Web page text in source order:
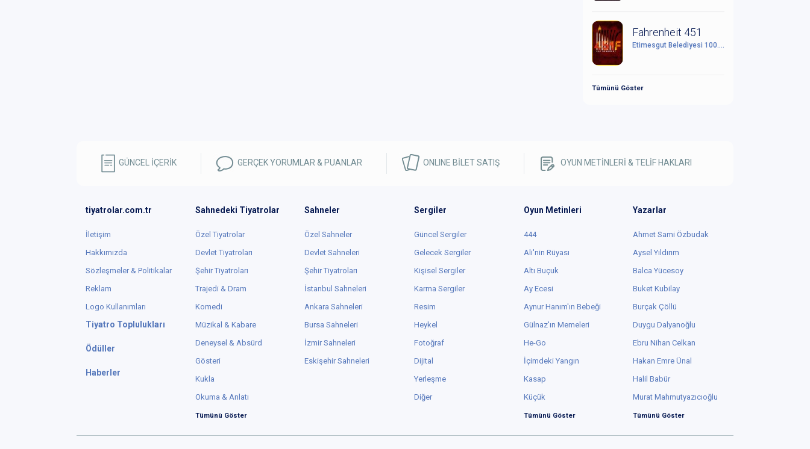
Fahrenheit 451
Etimesgut Belediyesi 100. Yıl Cumhuriyet Kültür Sanat Merkezi
Tümünü Göster
GÜNCEL İÇERİK GERÇEK YORUMLAR & PUANLAR ONLINE BİLET SATIŞ OYUN METİNLERİ & TELİF HAKLARI
tiyatrolar.com.tr
İletişim
Hakkımızda
Sözleşmeler & Politikalar
Reklam
Logo Kullanımları
Tiyatro Toplulukları
Ödüller
Haberler
Sahnedeki Tiyatrolar
Özel Tiyatrolar
Devlet Tiyatroları
Şehir Tiyatroları
Trajedi & Dram
Komedi
Müzikal & Kabare
Deneysel & Absürd
Gösteri
Kukla
Okuma & Anlatı
Tümünü Göster
Sahneler
Özel Sahneler
Devlet Sahneleri
Şehir Tiyatroları
İstanbul Sahneleri
Ankara Sahneleri
Bursa Sahneleri
İzmir Sahneleri
Eskişehir Sahneleri
Sergiler
Güncel Sergiler
Gelecek Sergiler
Kişisel Sergiler
Karma Sergiler
Resim
Heykel
Fotoğraf
Dijital
Yerleşme
Diğer
Oyun Metinleri
444
Ali'nin Rüyası
Altı Buçuk
Ay Ecesi
Aynur Hanım'ın Bebeği
Gülnaz'ın Memeleri
He-Go
İçimdeki Yangın
Kasap
Küçük
Tümünü Göster
Yazarlar
Ahmet Sami Özbudak
Aysel Yıldırım
Balca Yücesoy
Buket Kubilay
Burçak Çöllü
Duygu Dalyanoğlu
Ebru Nihan Celkan
Hakan Emre Ünal
Halil Babür
Murat Mahmutyazıcıoğlu
Tümünü Göster